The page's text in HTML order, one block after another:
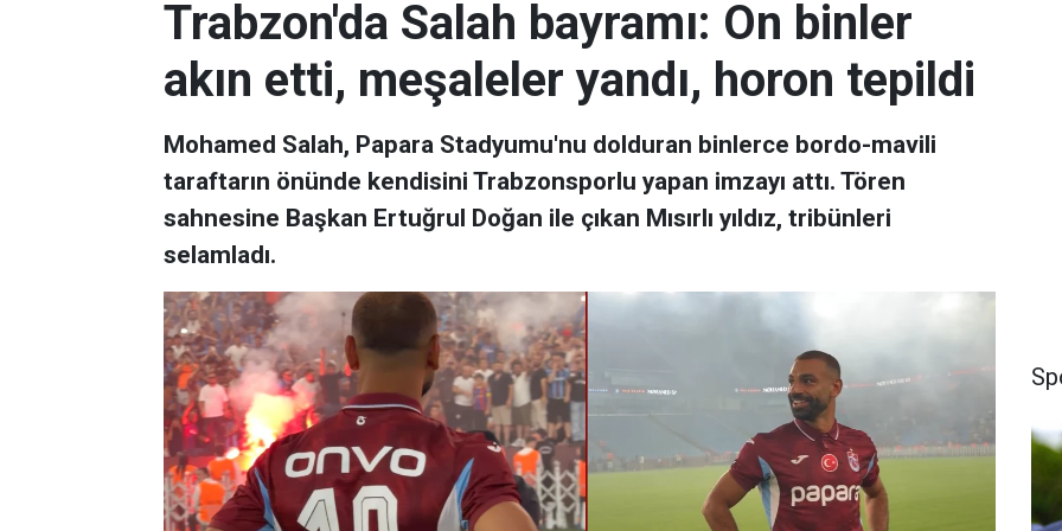
Trabzon'da Salah bayramı: On binler
akın etti, meşaleler yandı, horon tepildi
Mohamed Salah, Papara Stadyumu'nu dolduran binlerce bordo-mavili
taraftarın önünde kendisini Trabzonsporlu yapan imzayı attı. Tören
sahnesine Başkan Ertuğrul Doğan ile çıkan Mısırlı yıldız, tribünleri
selamladı.